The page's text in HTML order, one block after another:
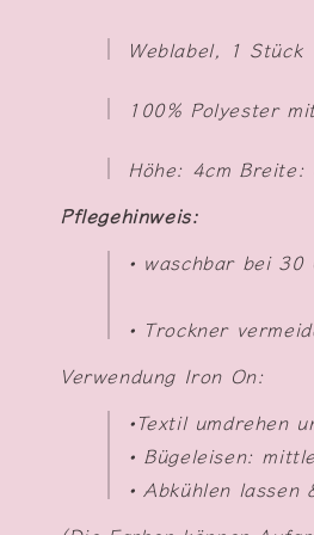
Weblabel, 1 Stück
100% Polyester
Höhe: 4cm Breite:
Pflegehinweis:
• waschbar bei
• Trockner
Verwendung Iron On:
•Textil umdrehen
• Bügeleisen:
• Abkühlen